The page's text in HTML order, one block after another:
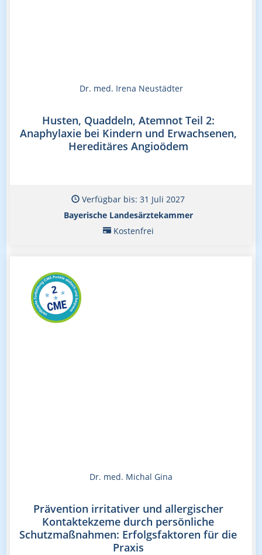
Dr. med. Irena Neustädter
Husten, Quaddeln, Atemnot Teil 2:
Anaphylaxie bei Kindern und Erwachsenen,
Hereditäres Angioödem
Verfügbar bis: 31 Juli 2027
Bayerische Landesärztekammer
Kostenfrei
Dr. med. Michal Gina
Prävention irritativer und allergischer
Kontaktekzeme durch persönliche
Schutzmaßnahmen: Erfolgsfaktoren für die
Praxis